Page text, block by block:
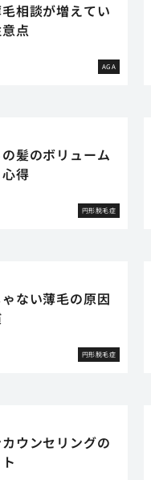
相談が増えてい
点
AGA
髪のボリューム
得
円形脱毛症
ない薄毛の原因
円形脱毛症
ウンセリングの